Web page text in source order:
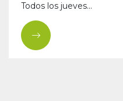
Todos los jueves...